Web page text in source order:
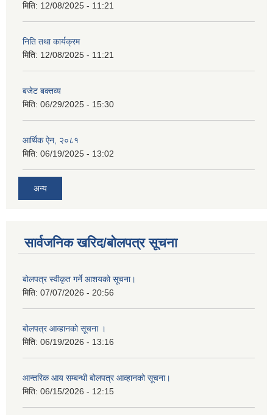
मिति: 12/08/2025 - 11:21
निति तथा कार्यक्रम
मिति: 12/08/2025 - 11:21
बजेट बक्तव्य
मिति: 06/29/2025 - 15:30
आर्थिक ऐन, २०८१
मिति: 06/19/2025 - 13:02
अन्य
सार्वजनिक खरिद/बोलपत्र सूचना
बोलपत्र स्वीकृत गर्ने आशयको सूचना।
मिति: 07/07/2026 - 20:56
बोलपत्र आव्हानको सूचना ।
मिति: 06/19/2026 - 13:16
आन्तरिक आय सम्बन्धी बोलपत्र आव्हानको सूचना।
मिति: 06/15/2026 - 12:15